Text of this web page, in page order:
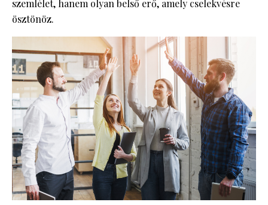
szemlélet, hanem olyan belső erő, amely cselekvésre
ösztönöz.